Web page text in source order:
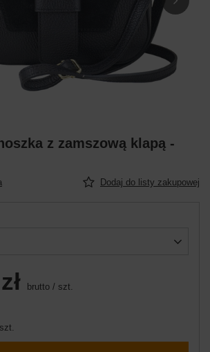
z zamszową klapą -
Dodaj do listy zakupowej
brutto / szt.
szt.